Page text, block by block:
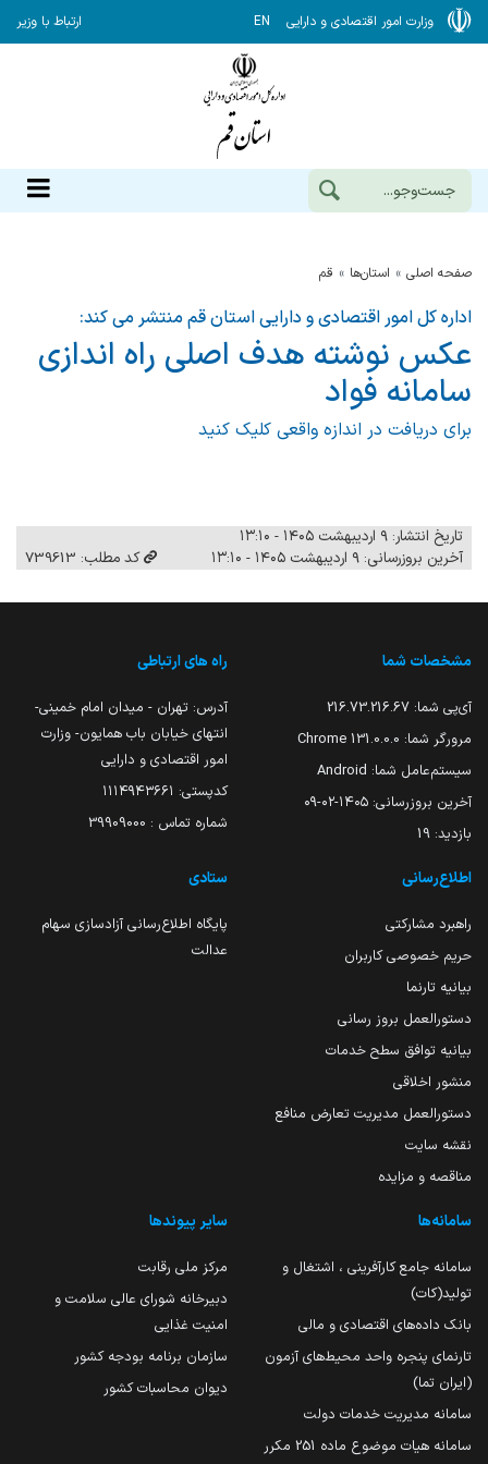
وزارت امور اقتصادی و دارایی EN ارتباط با وزیر
صفحه اصلی استان‌ها قم
اداره کل امور اقتصادی و دارایی استان قم منتشر می کند:
عکس نوشته هدف اصلی راه اندازی
سامانه فواد
برای دریافت در اندازه واقعی کلیک کنید
تاریخ انتشار: ۹ اردیبهشت ۱۴۰۵ - ۱۳:۱۰
آخرین بروزرسانی: ۹ اردیبهشت ۱۴۰۵ - ۱۳:۱۰
کد مطلب: 739613
مشخصات شما
آی‌پی شما: 216.73.216.67
مرورگر شما: 131.0.0.0 Chrome
سیستم‌عامل شما: Android
آخرین بروزرسانی: ۱۴۰۵-۰۲-۰۹
بازدید: 19
راه های ارتباطی
آدرس: تهران - میدان امام خمینی-
انتهای خیابان باب همایون- وزارت
امور اقتصادی و دارایی
کدپستی: ۱۱۱۴۹۴۳۶۶۱
شماره تماس : 39909000
اطلاع‌رسانی
راهبرد مشارکتی
حریم خصوصی کاربران
بیانیه تارنما
دستورالعمل بروز رسانی
بیانیه توافق سطح خدمات
منشور اخلاقی
دستورالعمل مدیریت تعارض منافع
نقشه سایت
مناقصه و مزایده
ستادی
پایگاه اطلاع‌رسانی آزادسازی سهام
عدالت
سامانه‌ها
سامانه جامع کارآفرینی ، اشتغال و
تولید(کات)
بانک داده‌های اقتصادی و مالی
تارنمای پنجره واحد محیط‌های آزمون
(ایران تما)
سامانه مدیریت خدمات دولت
سامانه هیات موضوع ماده 251 مکرر
سایر پیوندها
مرکز ملی رقابت
دبیرخانه شورای عالی سلامت و
امنیت غذایی
سازمان برنامه بودجه کشور
دیوان محاسبات کشور